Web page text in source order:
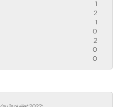
1
2
1
0
2
0
0
(au 1er juillet 2022)